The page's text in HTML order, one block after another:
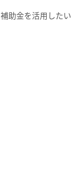
助金を活用したい